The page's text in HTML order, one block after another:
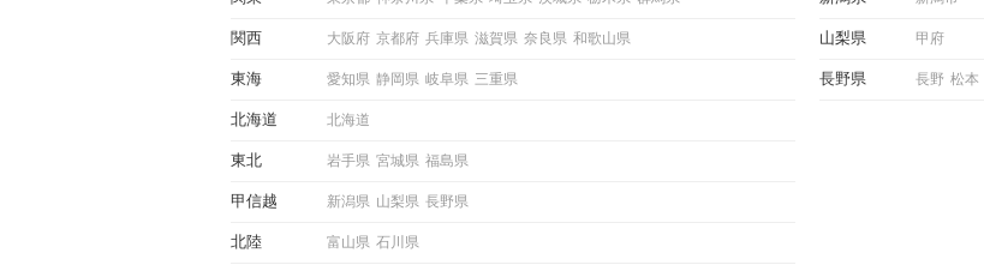
しく解説した後、婚活イベントで実
ような行動に繋げるべきかをご紹介
関西 大阪府 京都府 兵庫県 滋賀県 奈良県 和歌山県
東海 愛知県 静岡県 岐阜県 三重県
北海道 北海道
東北 岩手県 宮城県 福島県
甲信越 新潟県 山梨県 長野県
北陸 富山県 石川県
山梨県 甲府
長野県 長野 松本